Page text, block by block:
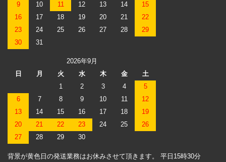
9
10 11 12 13 14
15
16
17 18 19 20 21
22
23
24 25 26 27 28
29
30
31
2026年9月
日
月 火 水 木 金
土
1
2 3 4
5
6
7 8 9 10 11
12
13
14 15 16 17 18
19
20
21 22 23 24 25
26
27
28 29 30
背景が黄色日の発送業務はお休みさせて頂きます。 平日15時30分